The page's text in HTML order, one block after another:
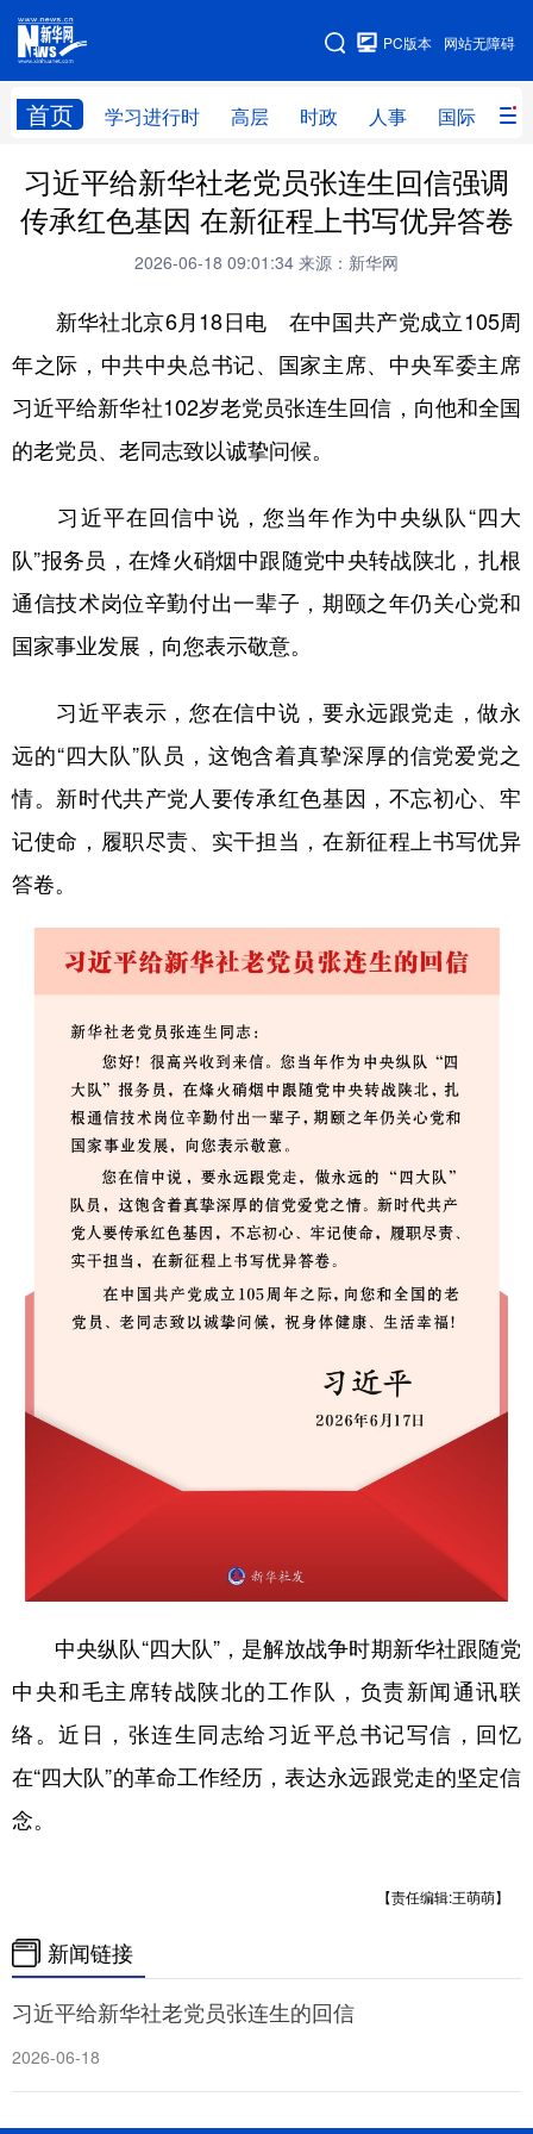
网站无障碍
PC版本
首页 学习进行时 高层 时政 人事 国际 财
网站地图
学习进行时 高层 时政 人事
国际 财经 网评 港澳
全球连线
科技 科创 量子 体育
文化 书画 健康 军事
食品 人居 信息化 数字经济
学术中国 乡村振兴 溯源中国
公益 一带一路 亚太网 上市公司
地方频道
北京 天津 河北 山西
辽宁 吉林 上海 江苏
浙江 安徽
河南 湖北 湖南
广东 广西 海南 重庆
贵州 云南 西藏
陕西 甘肃 青海 宁夏
新疆 内蒙古 黑龙江
English Français
Русский язык
习近平给新华社老党员张连生回信强调
传承红色基因 在新征程上书写优异答卷
2026-06-18 09:01:34 来源：新华网
新华社北京6月18日电 在中国共产党成立105周
年之际，中共中央总书记、国家主席、中央军委主席
习近平给新华社102岁老党员张连生回信，向他和全国
的老党员、老同志致以诚挚问候。
习近平在回信中说，您当年作为中央纵队“四大
队”报务员，在烽火硝烟中跟随党中央转战陕北，扎根
通信技术岗位辛勤付出一辈子，期颐之年仍关心党和
国家事业发展，向您表示敬意。
习近平表示，您在信中说，要永远跟党走，做永
远的“四大队”队员，这饱含着真挚深厚的信党爱党之
情。新时代共产党人要传承红色基因，不忘初心、牢
记使命，履职尽责、实干担当，在新征程上书写优异
答卷。
中央纵队“四大队”，是解放战争时期新华社跟随党
中央和毛主席转战陕北的工作队，负责新闻通讯联
络。近日，张连生同志给习近平总书记写信，回忆
在“四大队”的革命工作经历，表达永远跟党走的坚定信
念。
【责任编辑:王萌萌】
新闻链接
习近平给新华社老党员张连生的回信
2026-06-18